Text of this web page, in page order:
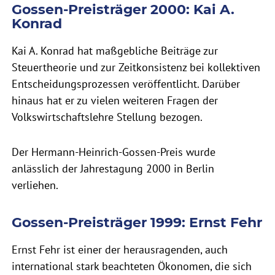
Gossen-Preisträger 2000: Kai A.
Konrad
Kai A. Konrad hat maßgebliche Beiträge zur
Steuertheorie und zur Zeitkonsistenz bei kollektiven
Entscheidungsprozessen veröffentlicht. Darüber
hinaus hat er zu vielen weiteren Fragen der
Volkswirtschaftslehre Stellung bezogen.
Der Hermann-Heinrich-Gossen-Preis wurde
anlässlich der Jahrestagung 2000 in Berlin
verliehen.
Gossen-Preisträger 1999: Ernst Fehr
Ernst Fehr ist einer der herausragenden, auch
international stark beachteten Ökonomen, die sich